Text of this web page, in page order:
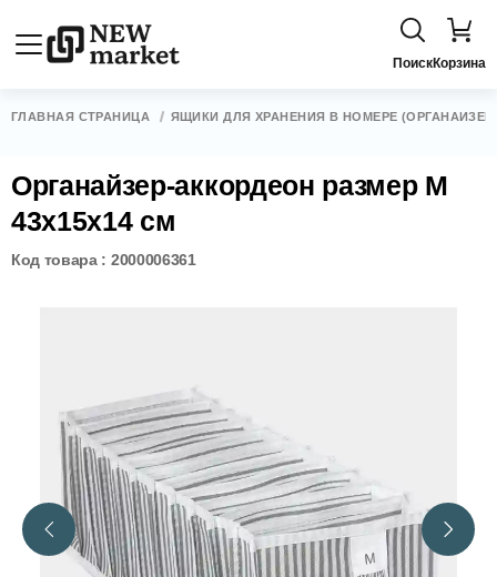
ПоискКорзина
ГЛАВНАЯ СТРАНИЦА ЯЩИКИ ДЛЯ ХРАНЕНИЯ В НОМЕРЕ
Органайзер-аккордеон размер M
43x15x14 см
Код товара : 2000006361